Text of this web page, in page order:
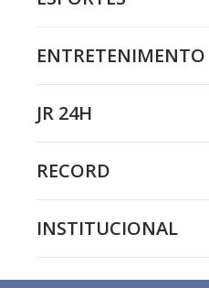
ENTRETENIMENTO
JR 24H
RECORD
INSTITUCIONAL